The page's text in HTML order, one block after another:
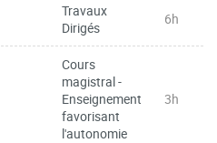
Travaux
Dirigés
6h
Cours
magistral -
Enseignement
favorisant
l'autonomie
3h